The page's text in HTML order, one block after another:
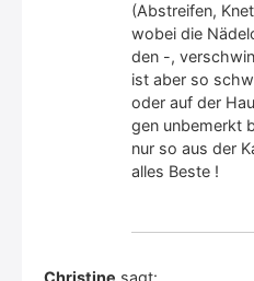
(Abstrei­fen,
wobei die
den -,
ist aber so
oder auf der
gen unbe­merkt
nur so aus der
alles Bes­te !
Christine sagt: